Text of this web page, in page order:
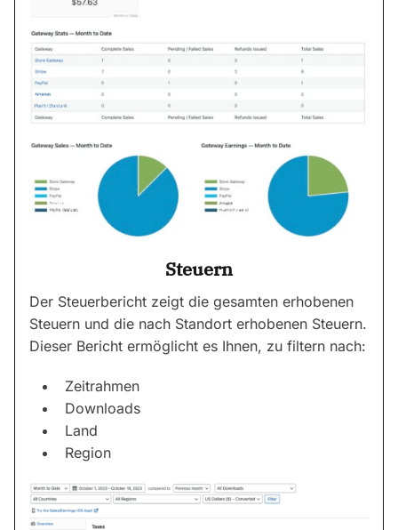
Steuern
Der Steuerbericht zeigt die gesamten erhobenen
Steuern und die nach Standort erhobenen Steuern.
Dieser Bericht ermöglicht es Ihnen, zu filtern nach:
Zeitrahmen
Downloads
Land
Region